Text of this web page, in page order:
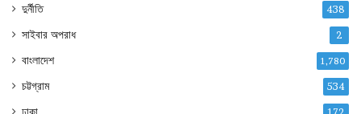
দুর্নীতি 438
সাইবার অপরাধ 2
বাংলাদেশ 1,780
চট্টগ্রাম 534